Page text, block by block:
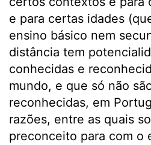
e para certas idades
ensino básico nem
distância tem
conhecidas e
mundo, e que só não
reconhecidas, em
razões, entre as quais
preconceito para com o